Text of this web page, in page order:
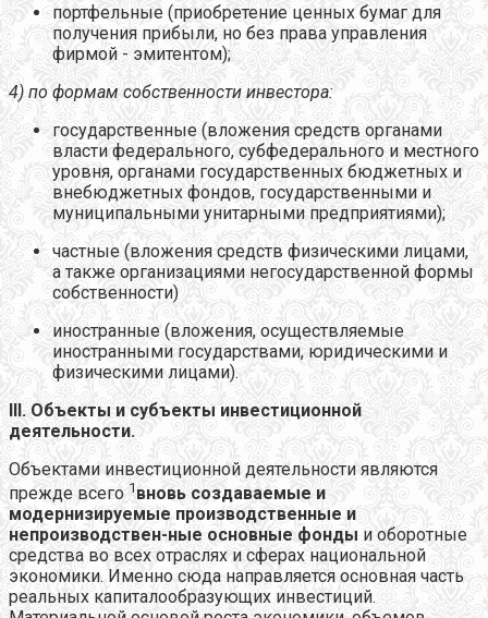
портфельные (приобретение ценных бумаг для
получения прибыли, но без права управления
фирмой - эмитентом);
4) по формам собственности инвестора:
государственные (вложения средств органами
власти федерального, субфедерального и местного
уровня, органами государственных бюджетных и
внебюджетных фондов, государственными и
муниципальными унитарными предприятиями);
частные (вложения средств физическими лицами,
а также организациями негосударственной формы
собственности)
иностранные (вложения, осуществляемые
иностранными государствами, юридическими и
физическими лицами).
III. Объекты и субъекты инвестиционной
деятельности.
Объектами инвестиционной деятельности являются
прежде всего 1 вновь создаваемые и
модернизируемые производственные и
непроизводствен-ные основные фонды и оборотные
средства во всех отраслях и сферах национальной
экономики. Именно сюда направляется основная часть
реальных капиталообразующих инвестиций.